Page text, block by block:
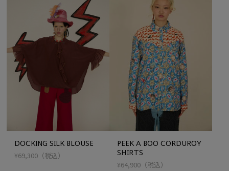
DOCKING SILK BLOUSE
¥69,300 （税込）
PEEK A BOO CORDUROY
SHIRTS
¥64,900（税込）